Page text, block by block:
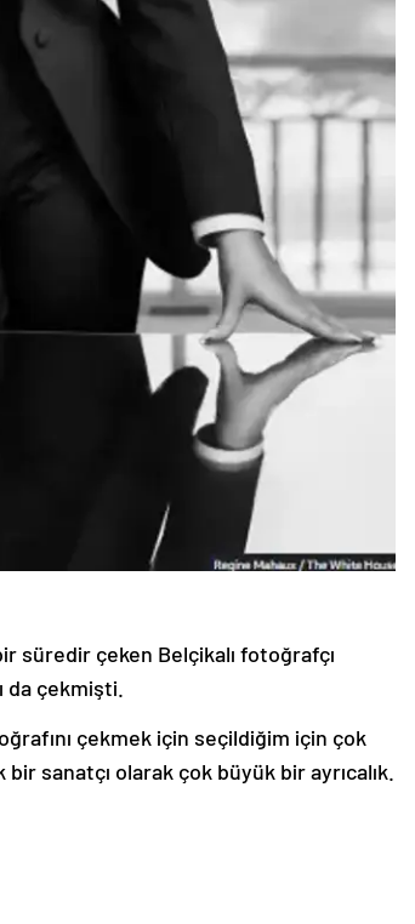
süredir çeken Belçikalı fotoğrafçı
da çekmişti.
çekmek için seçildiğim için çok
sanatçı olarak çok büyük bir ayrıcalık.